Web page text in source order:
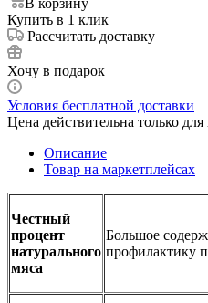
Купить в 1 клик
Рассчитать доставку
Хочу в подарок
Условия бесплатной доставки
Цена действительна только
Описание
Товар на маркетплейсах
Честный
процент
натурального
мяса
Большое
профилактику